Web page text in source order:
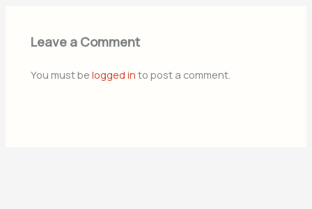
Leave a Comment
You must belogged in to post a comment.